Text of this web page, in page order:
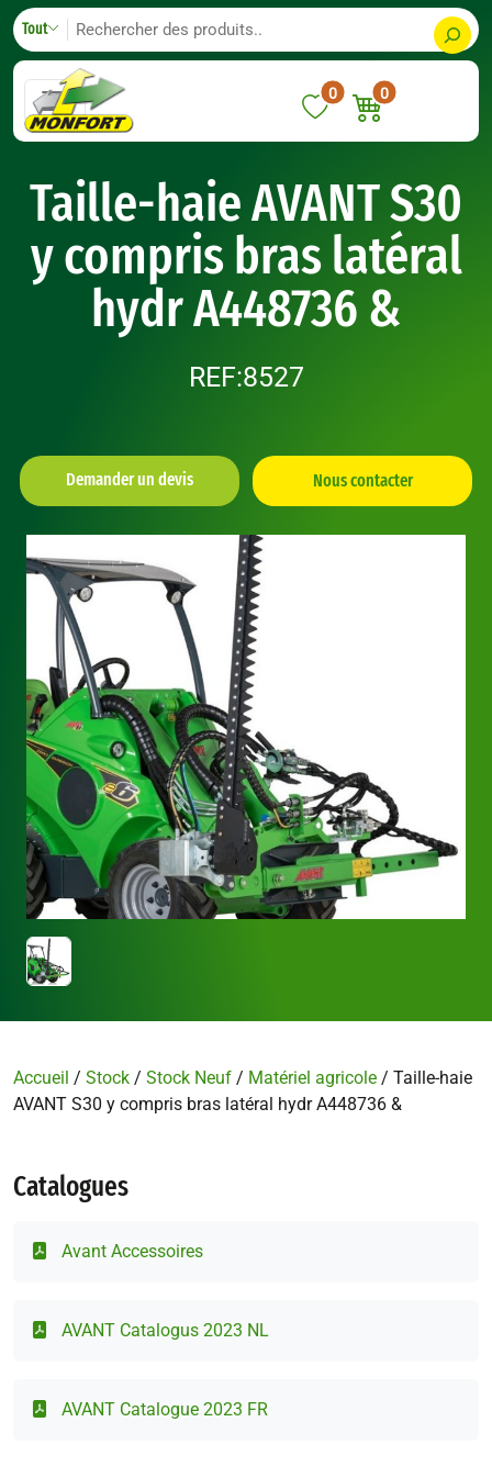
Skip
to
content
S
e
a
Tout
0 0
Taille-haie AVANT S30
y compris bras latéral
hydr A448736 &
REF:8527
Demander un devis Nous contacter
Accueil / Stock / Stock Neuf / Matériel agricole / Taille-haie
AVANT S30 y compris bras latéral hydr A448736 &
Catalogues
Avant Accessoires
AVANT Catalogus 2023 NL
AVANT Catalogue 2023 FR